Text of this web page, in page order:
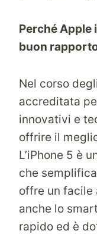
Perché Apple
buon
Nel corso
accreditata
innovativi e
offrire il
L’iPhone 5 è
che
offre un facile
anche lo
rapido ed è